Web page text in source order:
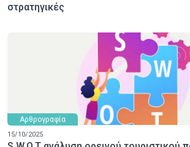
στρατηγικές
Αρθρογραφία
15/10/2025